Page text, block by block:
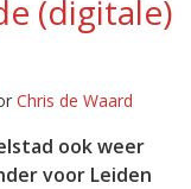
(digitale)
Chris de Waard
ook weer
voor Leiden